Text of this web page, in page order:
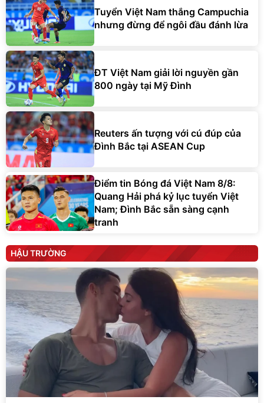
Tuyển Việt Nam thắng Campuchia
nhưng đừng để ngôi đầu đánh lừa
ĐT Việt Nam giải lời nguyền gần
800 ngày tại Mỹ Đình
Reuters ấn tượng với cú đúp của
Đình Bắc tại ASEAN Cup
Điểm tin Bóng đá Việt Nam 8/8:
Quang Hải phá kỷ lục tuyển Việt
Nam; Đình Bắc sẵn sàng cạnh
tranh
HẬU TRƯỜNG